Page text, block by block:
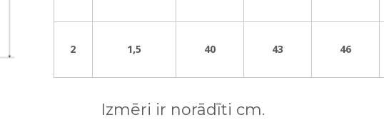
2 1,5 40 43 46
Izmēri ir norādīti cm.